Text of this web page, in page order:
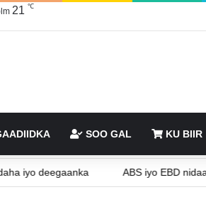
21 ℃
SOO GAL KU BIIR
iyo deegaanka ABS iyo